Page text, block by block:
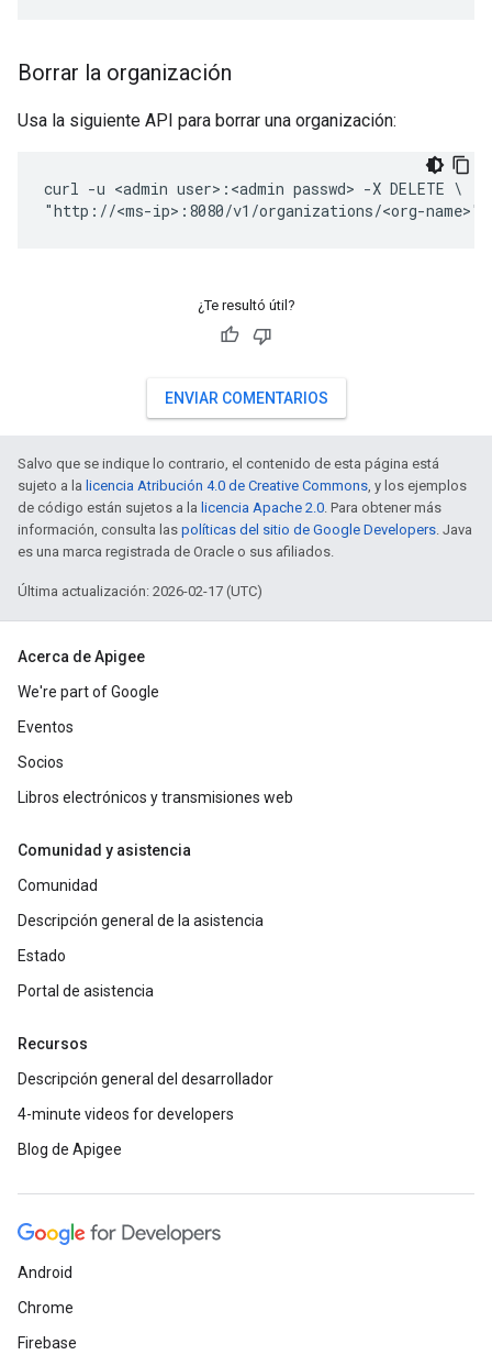
Borrar la organización
Usa la siguiente API para borrar una organización:
curl -u <admin user>:<admin passwd> -X DELETE \
"http://<ms-ip>:8080/v1/organizations/<org-name>"
¿Te resultó útil?
ENVIAR COMENTARIOS
Salvo que se indique lo contrario, el contenido de esta página está
sujeto a la licencia Atribución 4.0 de Creative Commons, y los ejemplos
de código están sujetos a la licencia Apache 2.0. Para obtener más
información, consulta las políticas del sitio de Google Developers. Java
es una marca registrada de Oracle o sus afiliados.
Última actualización: 2026-02-17 (UTC)
Acerca de Apigee
We're part of Google
Eventos
Socios
Libros electrónicos y transmisiones web
Comunidad y asistencia
Comunidad
Descripción general de la asistencia
Estado
Portal de asistencia
Recursos
Descripción general del desarrollador
4-minute videos for developers
Blog de Apigee
Android
Chrome
Firebase